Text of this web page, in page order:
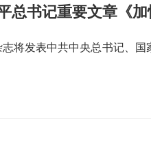
总书记重要文章《加
将发表中共中央总书记、